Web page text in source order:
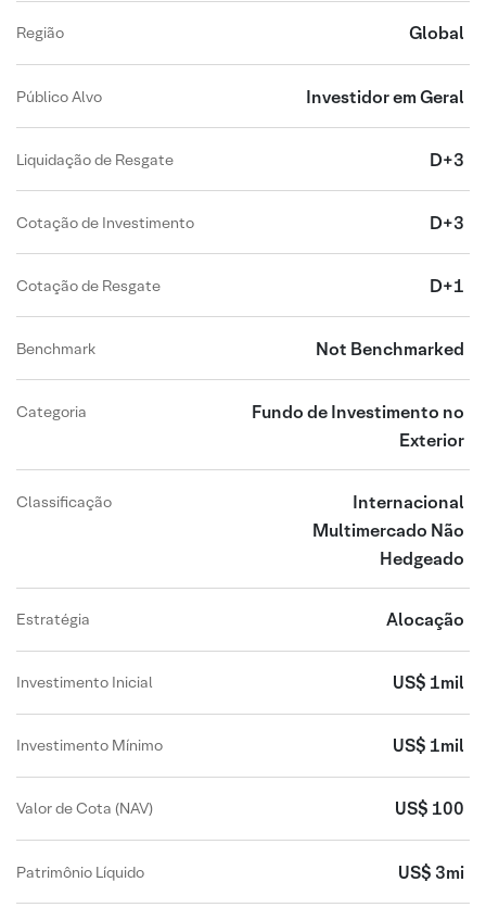
Região Global
Público Alvo Investidor em Geral
Liquidação de Resgate D+3
Cotação de Investimento D+3
Cotação de Resgate D+1
Benchmark Not Benchmarked
Categoria
Fundo de Investimento no
Exterior
Classificação
Internacional
Multimercado Não
Hedgeado
Estratégia Alocação
Investimento Inicial US$ 1mil
Investimento Mínimo US$ 1mil
Valor de Cota (NAV) US$ 100
Patrimônio Líquido US$ 3mi